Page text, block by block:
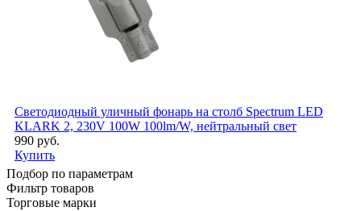
Светодиодный уличный фонарь на столб Spectrum LED
KLARK 2, 230V 100W 100lm/W, нейтральный свет
990 руб.
Купить
Подбор по параметрам
Фильтр товаров
Торговые марки